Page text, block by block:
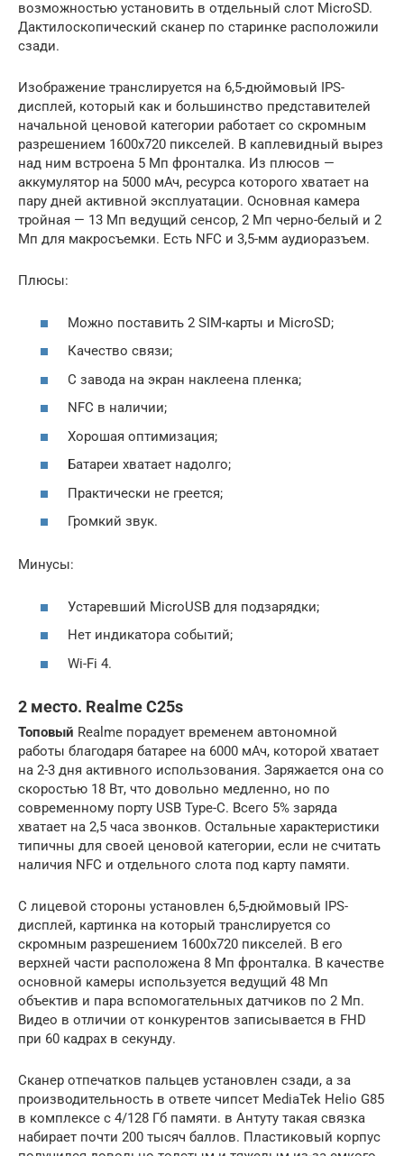
возможностью установить в отдельный слот MicroSD.
Дактилоскопический сканер по старинке расположили
сзади.
Изображение транслируется на 6,5-дюймовый IPS-
дисплей, который как и большинство представителей
начальной ценовой категории работает со скромным
разрешением 1600х720 пикселей. В каплевидный вырез
над ним встроена 5 Мп фронталка. Из плюсов —
аккумулятор на 5000 мАч, ресурса которого хватает на
пару дней активной эксплуатации. Основная камера
тройная — 13 Мп ведущий сенсор, 2 Мп черно-белый и 2
Мп для макросъемки. Есть NFC и 3,5-мм аудиоразъем.
Плюсы:
Можно поставить 2 SIM-карты и MicroSD;
Качество связи;
С завода на экран наклеена пленка;
NFC в наличии;
Хорошая оптимизация;
Батареи хватает надолго;
Практически не греется;
Громкий звук.
Минусы:
Устаревший MicroUSB для подзарядки;
Нет индикатора событий;
Wi-Fi 4.
2 место. Realme C25s
Топовый Realme порадует временем автономной
работы благодаря батарее на 6000 мАч, которой хватает
на 2-3 дня активного использования. Заряжается она со
скоростью 18 Вт, что довольно медленно, но по
современному порту USB Type-C. Всего 5% заряда
хватает на 2,5 часа звонков. Остальные характеристики
типичны для своей ценовой категории, если не считать
наличия NFC и отдельного слота под карту памяти.
С лицевой стороны установлен 6,5-дюймовый IPS-
дисплей, картинка на который транслируется со
скромным разрешением 1600х720 пикселей. В его
верхней части расположена 8 Мп фронталка. В качестве
основной камеры используется ведущий 48 Мп
объектив и пара вспомогательных датчиков по 2 Мп.
Видео в отличии от конкурентов записывается в FHD
при 60 кадрах в секунду.
Сканер отпечатков пальцев установлен сзади, а за
производительность в ответе чипсет MediaTek Helio G85
в комплексе с 4/128 Гб памяти. в Антуту такая связка
набирает почти 200 тысяч баллов. Пластиковый корпус